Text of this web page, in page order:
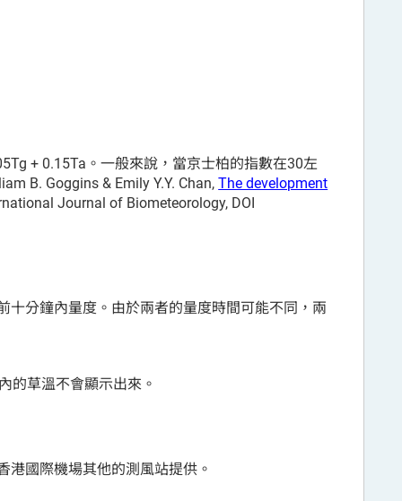
+ 0.15Ta。一般來說，當京士柏的指數在30左
B. Goggins & Emily Y.Y. Chan,The development
Journal of Biometeorology, DOI
十分鐘內量度。由於兩者的量度時間可能不同，兩
的草溫不會顯示出來。
國際機場其他的測風站提供。